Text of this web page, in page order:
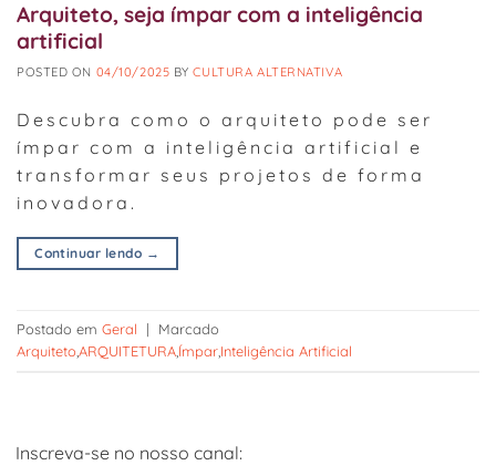
Arquiteto, seja ímpar com a inteligência
artificial
POSTED ON 04/10/2025 BYCULTURA ALTERNATIVA
Descubra como o arquiteto pode ser
ímpar com a inteligência artificial e
transformar seus projetos de forma
inovadora.
Continuar lendo →
Postado em Geral |
Marcado
ArquitetoARQUITETURAÍmparInteligência Artificial
Inscreva-se no nosso canal: